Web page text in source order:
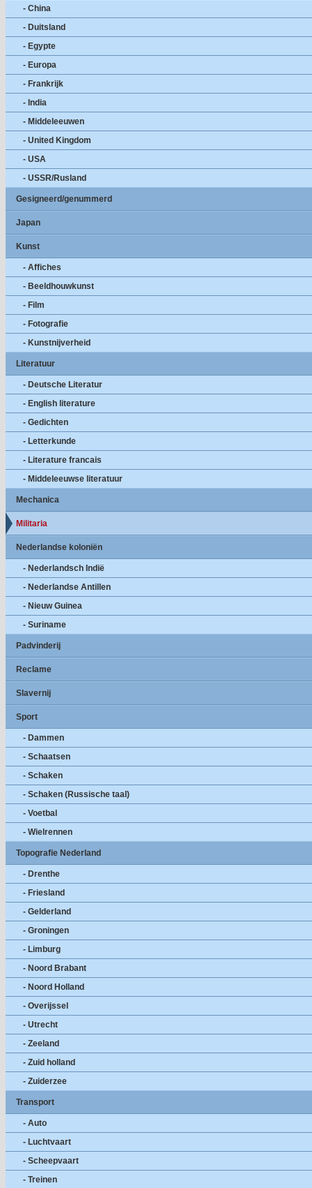
- China
- Duitsland
- Egypte
- Europa
- Frankrijk
- India
- Middeleeuwen
- United Kingdom
- USA
- USSR/Rusland
Gesigneerd/genummerd
Japan
Kunst
- Affiches
- Beeldhouwkunst
- Film
- Fotografie
- Kunstnijverheid
Literatuur
- Deutsche Literatur
- English literature
- Gedichten
- Letterkunde
- Literature francais
- Middeleeuwse literatuur
Mechanica
Militaria
Nederlandse koloniën
- Nederlandsch Indië
- Nederlandse Antillen
- Nieuw Guinea
- Suriname
Padvinderij
Reclame
Slavernij
Sport
- Dammen
- Schaatsen
- Schaken
- Schaken (Russische taal)
- Voetbal
- Wielrennen
Topografie Nederland
- Drenthe
- Friesland
- Gelderland
- Groningen
- Limburg
- Noord Brabant
- Noord Holland
- Overijssel
- Utrecht
- Zeeland
- Zuid holland
- Zuiderzee
Transport
- Auto
- Luchtvaart
- Scheepvaart
- Treinen